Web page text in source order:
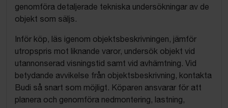
genomföra detaljerade tekniska undersökningar av de
objekt som säljs.
Inför köp, läs igenom objektsbeskrivningen, jämför
utropspris mot liknande varor, undersök objekt vid
utannonserad visningstid samt vid avhämtning. Vid
betydande avvikelse från objektsbeskrivning, kontakta
Budi så snart som möjligt. Köparen ansvarar för att
planera och genomföra nedmontering, lastning,